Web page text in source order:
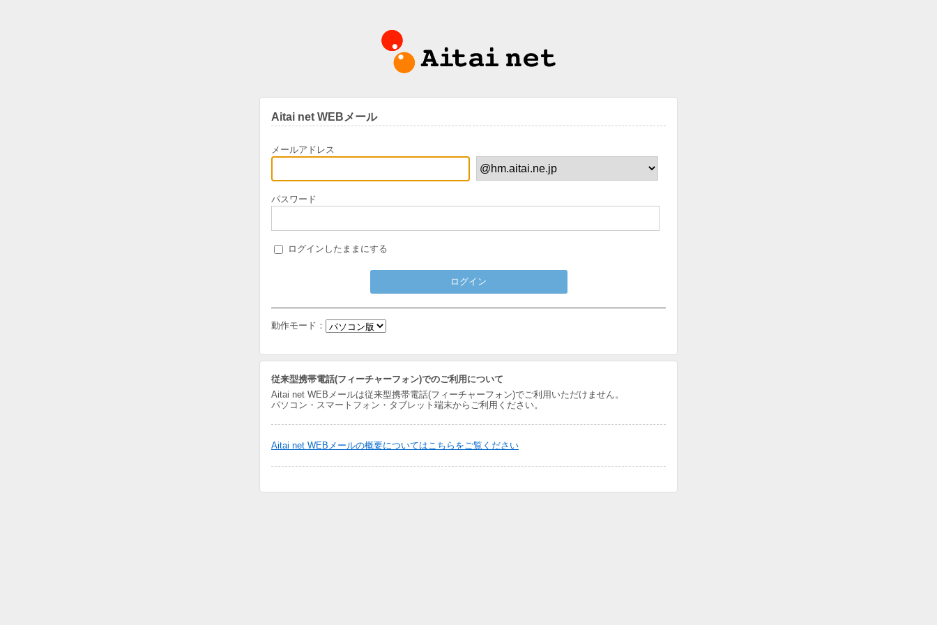
Aitai net WEBメール
メールアドレス
パスワード
ログインしたままにする
動作モード：
従来型携帯電話(フィーチャーフォン)でのご利用について
Aitai net WEBメールは従来型携帯電話(フィーチャーフォン)でご利用いただけません。
パソコン・スマートフォン・タブレット端末からご利用ください。
Aitai net WEBメールの概要についてはこちらをご覧ください